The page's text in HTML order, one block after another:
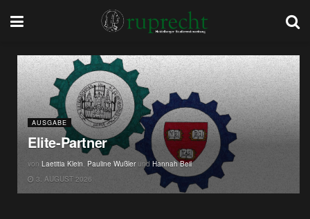
AUSGABE
Elite-Partner
von Laetitia Klein, Pauline Wußlerund Hannah Beil
3. AUGUST 2026